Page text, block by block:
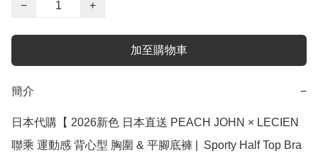
−
+
加至購物車
簡介 −
日本代購【 2026新色 日本直送 PEACH JOHN × LECIEN
聯乘 運動感 背心型 胸圍 & 平腳底褲 |  Sporty Half Top Bra